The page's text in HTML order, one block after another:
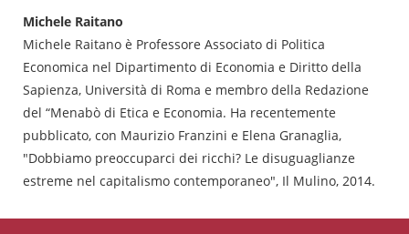
Michele Raitano
Michele Raitano è Professore Associato di Politica
Economica nel Dipartimento di Economia e Diritto della
Sapienza, Università di Roma e membro della Redazione
del “Menabò di Etica e Economia. Ha recentemente
pubblicato, con Maurizio Franzini e Elena Granaglia,
"Dobbiamo preoccuparci dei ricchi? Le disuguaglianze
estreme nel capitalismo contemporaneo", Il Mulino, 2014.